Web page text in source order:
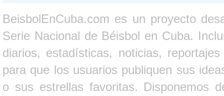
BeisbolEnCuba.com es un proyecto
Serie Nacional de Béisbol en Cuba.
diarios, estadísticas, noticias,
para que los usuarios publiquen sus
o sus estrellas favoritas. Disponemos